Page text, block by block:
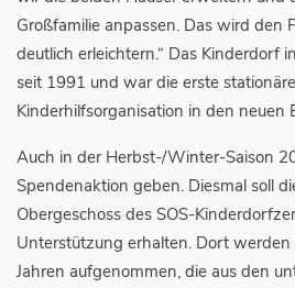
Großfamilie anpassen. Das wird den
deutlich erleichtern.“ Das Kinderdorf
seit 1991 und war die erste
Kinderhilfsorganisation in den neuen
Auch in der Herbst-/Winter-Saison
Spendenaktion geben. Diesmal soll
Obergeschoss des SOS-
Unterstützung erhalten. Dort
Jahren aufgenommen, die aus den